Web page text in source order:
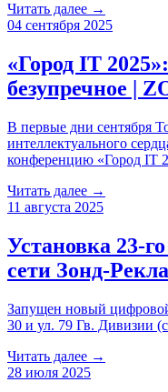
Читать далее →
04 сентября 2025
«Город IT
безупречное |
В первые дни сентября
интеллектуального
конференцию «Город IT
Читать далее →
11 августа 2025
Установка 23-
сети Зонд-
Запущен новый
30 и ул. 79 Гв. Дивизии
Читать далее →
28 июля 2025